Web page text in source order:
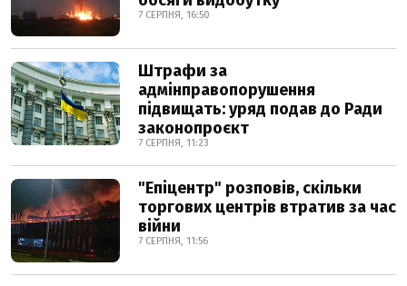
7 СЕРПНЯ, 16:50
Штрафи за
адмінправопорушення
підвищать: уряд подав до Ради
законопроєкт
7 СЕРПНЯ, 11:23
"Епіцентр" розповів, скільки
торгових центрів втратив за час
війни
7 СЕРПНЯ, 11:56